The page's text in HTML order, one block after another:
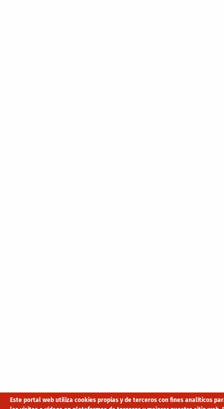
Este portal web utiliza cookies propias y de terceros con fines analíticos